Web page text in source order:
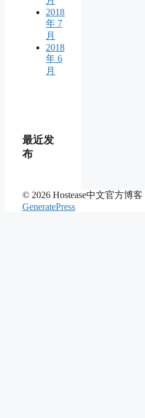
2018
年 7
月
2018
年 6
月
最近发
布
© 2026 Hostease中文官方博客
GeneratePress